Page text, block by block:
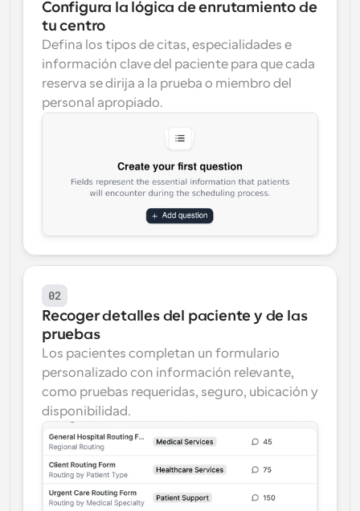
Configura la lógica de enrutamiento de
tu centro
Defina los tipos de citas, especialidades e
información clave del paciente para que cada
reserva se dirija a la prueba o miembro del
personal apropiado.
02
Recoger detalles del paciente y de las
pruebas
Los pacientes completan un formulario
personalizado con información relevante,
como pruebas requeridas, seguro, ubicación y
disponibilidad.